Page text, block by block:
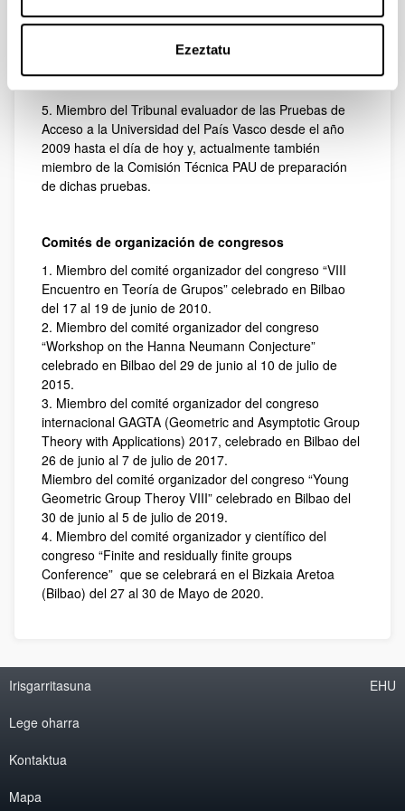
Ezeztatu
2018 hasta la actualidad
4. Miembro de la Comisión de Euskera de la Facultad
Vasco desde el 09/02/2011 hasta la actualidad
5. Miembro del Tribunal evaluador de las Pruebas de
Acceso a la Universidad del País Vasco desde el año
2009 hasta el día de hoy y, actualmente también
miembro de la Comisión Técnica PAU de preparación
de dichas pruebas.
Comités de organización de congresos
1. Miembro del comité organizador del congreso “VIII
Encuentro en Teoría de Grupos” celebrado en Bilbao
del 17 al 19 de junio de 2010.
2. Miembro del comité organizador del congreso
“Workshop on the Hanna Neumann Conjecture”
celebrado en Bilbao del 29 de junio al 10 de julio de
2015.
3. Miembro del comité organizador del congreso
internacional GAGTA (Geometric and Asymptotic Group
Theory with Applications) 2017, celebrado en Bilbao del
26 de junio al 7 de julio de 2017.
Miembro del comité organizador del congreso “Young
Geometric Group Theroy VIII” celebrado en Bilbao del
30 de junio al 5 de julio de 2019.
4. Miembro del comité organizador y científico del
congreso “Finite and residually finite groups
Conference” que se celebrará en el Bizkaia Aretoa
(Bilbao) del 27 al 30 de Mayo de 2020.
Irisgarritasuna
Lege oharra
Kontaktua
Mapa
EHU